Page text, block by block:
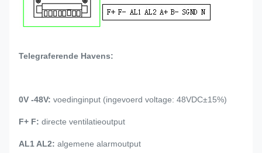
Telegraferende Havens:
0V -48V: voedinginput (ingevoerd voltage: 48VDC±15%)
F+ F: directe ventilatieoutput
AL1 AL2: algemene alarmoutput